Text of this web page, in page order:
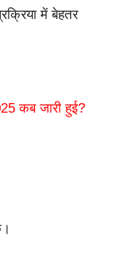
में बेहतर
कब जारी हुई?